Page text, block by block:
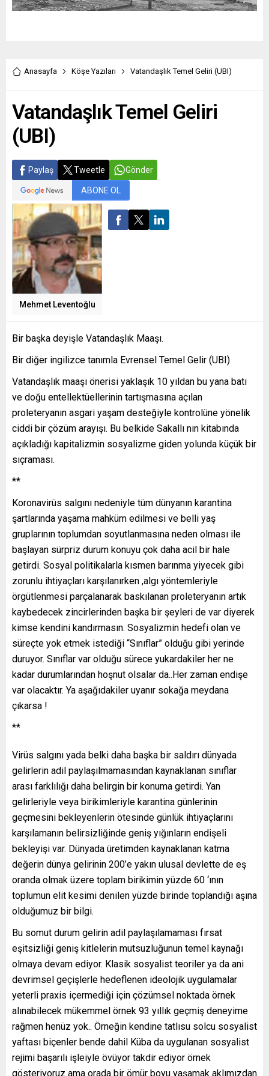
Anasayfa Köşe Yazıları Vatandaşlık Temel Geliri (UBI)
Vatandaşlık Temel Geliri
(UBI)
Paylaş Tweetle Gönder
ABONE OL
Mehmet Leventoğlu
Bir başka deyişle Vatandaşlık Maaşı.
Bir diğer ingilizce tanımla Evrensel Temel Gelir (UBI)
Vatandaşlık maaşı önerisi yaklaşık 10 yıldan bu yana batı
ve doğu entellektüellerinin tartışmasına açılan
proleteryanın asgari yaşam desteğiyle kontrolüne yönelik
ciddi bir çözüm arayışı. Bu belkide Sakallı nın kitabında
açıkladığı kapitalizmin sosyalizme giden yolunda küçük bir
sıçraması.
**
Koronavirüs salgını nedeniyle tüm dünyanın karantina
şartlarında yaşama mahküm edilmesi ve belli yaş
gruplarının toplumdan soyutlanmasına neden olması ile
başlayan sürpriz durum konuyu çok daha acil bir hale
getirdi. Sosyal politikalarla kısmen barınma yiyecek gibi
zorunlu ihtiyaçları karşılanırken ,algı yöntemleriyle
örgütlenmesi parçalanarak baskılanan proleteryanın artık
kaybedecek zincirlerinden başka bir şeyleri de var diyerek
kimse kendini kandırmasın. Sosyalizmin hedefi olan ve
süreçte yok etmek istediği “Sınıflar” olduğu gibi yerinde
duruyor. Sınıflar var olduğu sürece yukardakiler her ne
kadar durumlarından hoşnut olsalar da..Her zaman endişe
var olacaktır. Ya aşağıdakiler uyanır sokağa meydana
çıkarsa !
**
Virüs salgını yada belki daha başka bir saldırı dünyada
gelirlerin adil paylaşılmamasından kaynaklanan sınıflar
arası farklılığı daha belirgin bir konuma getirdi. Yan
gelirleriyle veya birikimleriyle karantina günlerinin
geçmesini bekleyenlerin ötesinde günlük ihtiyaçlarını
karşılamanın belirsizliğinde geniş yığınların endişeli
bekleyişi var. Dünyada üretimden kaynaklanan katma
değerin dünya gelirinin 200’e yakın ulusal devlette de eş
oranda olmak üzere toplam birikimin yüzde 60 ‘ının
toplumun elit kesimi denilen yüzde birinde toplandığı aşına
olduğumuz bir bilgi.
Bu somut durum gelirin adil paylaşılamaması fırsat
eşitsizliği geniş kitlelerin mutsuzluğunun temel kaynağı
olmaya devam ediyor. Klasik sosyalist teoriler ya da ani
devrimsel geçişlerle hedeflenen ideolojik uygulamalar
yeterli praxis içermediği için çözümsel noktada örnek
alınabilecek mükemmel örnek 93 yıllık geçmiş deneyime
rağmen henüz yok.. Örneğin kendine tatlısu solcu sosyalist
yaftası biçenler bende dahil Küba da uygulanan sosyalist
rejimi başarılı işleiyle övüyor takdir ediyor örnek
gösteriyoruz ama orada bir ömür boyu yaşamak aklımızdan